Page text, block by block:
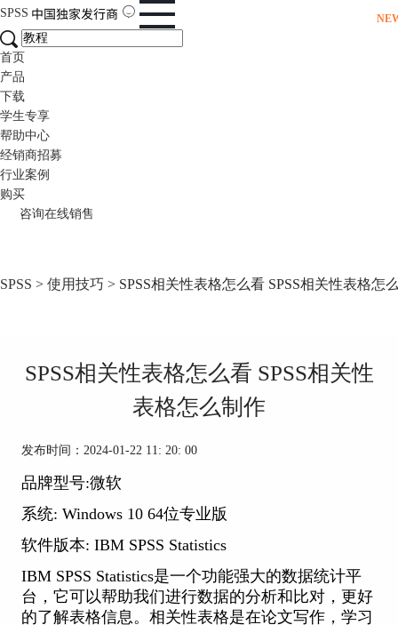
SPSS
首页
产品
下载
学生专享
帮助中心
经销商招募
行业案例
购买
咨询在线销售
SPSS > 使用技巧 > SPSS相关性表格怎么看 SPSS相关性表格怎
SPSS相关性表格怎么看 SPSS相关性
表格怎么制作
发布时间：2024-01-22 11: 20: 00
品牌型号:微软
系统: Windows 10 64位专业版
软件版本: IBM SPSS Statistics
IBM SPSS Statistics是一个功能强大的数据统计平
台，它可以帮助我们进行数据的分析和比对，更好
的了解表格信息。相关性表格是在论文写作，学习